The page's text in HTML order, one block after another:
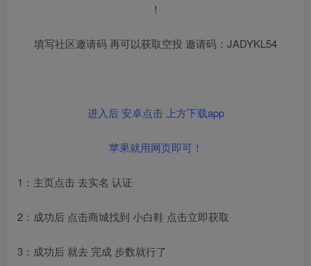
！
填写社区邀请码 再可以获取空投 邀请码：JADYKL54
进入后 安卓点击 上方下载app
苹果就用网页即可！
1：主页点击 去实名 认证
2：成功后 点击商城找到 小白鞋 点击立即获取
3：成功后 就去 完成 步数就行了